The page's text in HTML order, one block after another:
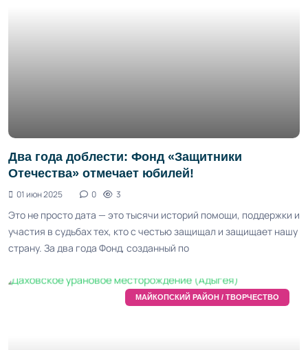
Два года доблести: Фонд «Защитники
Отечества» отмечает юбилей!
01 июн 2025 0 3
Это не просто дата — это тысячи историй помощи, поддержки и
участия в судьбах тех, кто с честью защищал и защищает нашу
страну. За два года Фонд, созданный по
МАЙКОПСКИЙ РАЙОН / ТВОРЧЕСТВО